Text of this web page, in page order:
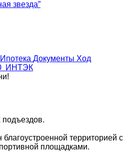
звезда”
Ипотека Документы Ход
ИНТЭК
территорией с
площадками.